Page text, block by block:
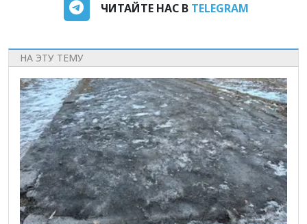
ЧИТАЙТЕ НАС В TELEGRAM
НА ЭТУ ТЕМУ